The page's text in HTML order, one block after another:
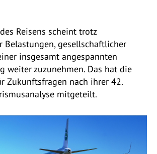
Reisens scheint trotz
gesellschaftlicher
insgesamt angespannten
weiter zuzunehmen. Das hat die
Zukunftsfragen nach ihrer 42.
mitgeteilt.